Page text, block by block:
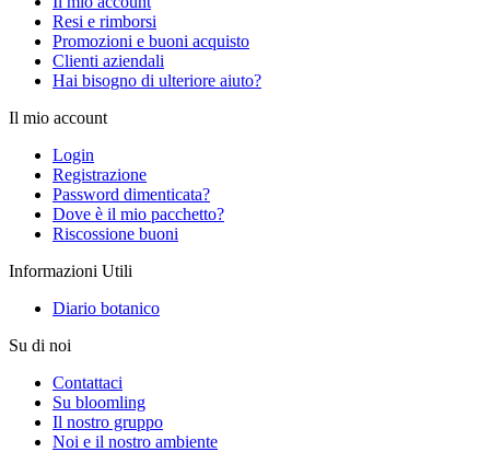
Resi e rimborsi
Promozioni e buoni acquisto
Clienti aziendali
Hai bisogno di ulteriore aiuto?
Il mio account
Login
Registrazione
Password dimenticata?
Dove è il mio pacchetto?
Riscossione buoni
Informazioni Utili
Diario botanico
Su di noi
Contattaci
Su bloomling
Il nostro gruppo
Noi e il nostro ambiente